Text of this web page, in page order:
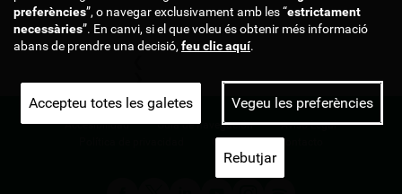
❯
Pie de página
Accesibilidad Guía de navegación
Aviso Legal
Cookies Contacto
preferències”, o navegar exclusivament amb les “estrictament
necessàries”. En canvi, si el que voleu és obtenir més informació
abans de prendre una decisió, feu clic aquí.
Accepteu totes les galetes Vegeu les preferències
Rebutjar